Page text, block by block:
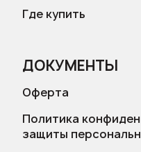
Где купить
ДОКУМЕНТЫ
Оферта
Политика
защиты